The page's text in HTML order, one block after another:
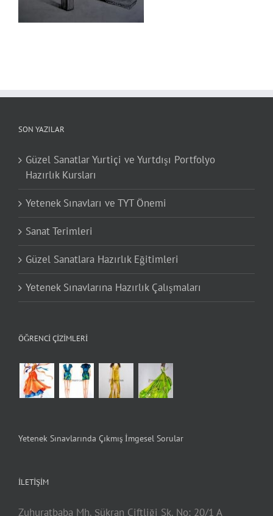
SON YAZILAR
Güzel Sanatlar Yurtiçi ve Yurtdışı Portfolyo
Hazırlık Kursları
Yetenek Sınavları ve TYT Önemi
Sanat Terimleri
Güzel Sanatlara Hazırlık Eğitimleri
Yetenek Sınavlarına Hazırlık Çalışmaları
ÖĞRENCI ÇIZIMLERI
Yetenek Sınavlarında Çıkmış İmgesel Sorular
İLETIŞIM
Zuhuratbaba Mh. Şükran Çiftliği Sk. No: 20/1 A